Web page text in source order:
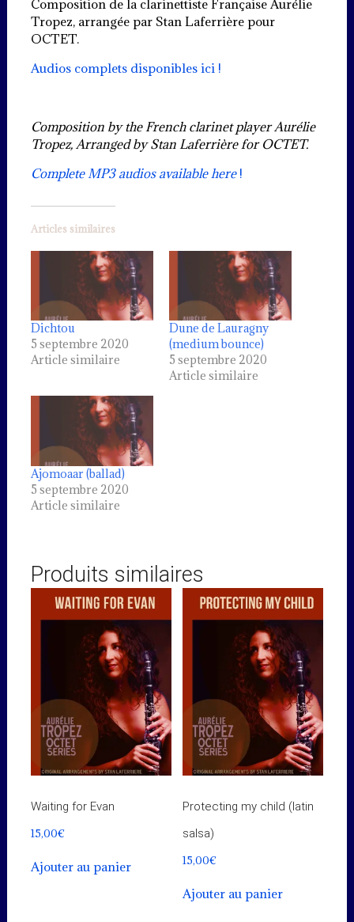
Composition de la clarinettiste Française Aurélie
Tropez, arrangée par Stan Laferrière pour
OCTET.
Audios complets disponibles ici !
Composition by the French clarinet player Aurélie
Tropez, Arranged by Stan Laferrière for OCTET.
Complete MP3 audios available here !
Articles similaires
Dichtou
5 septembre 2020
Article similaire
Dune de Lauragny
(medium bounce)
5 septembre 2020
Article similaire
Ajomoaar (ballad)
5 septembre 2020
Article similaire
Produits similaires
Waiting for Evan
15,00€
Ajouter au panier
Protecting my child (latin
salsa)
15,00€
Ajouter au panier